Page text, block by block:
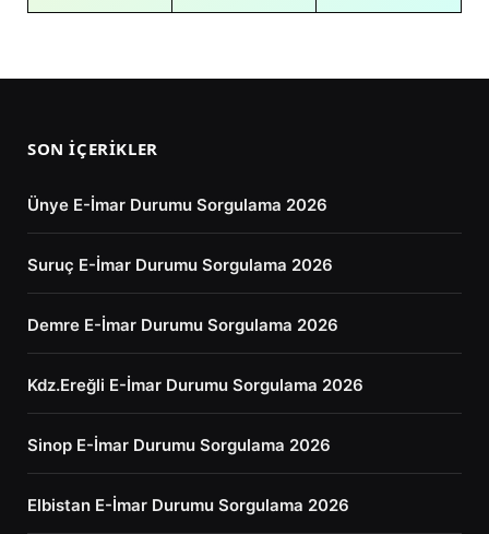
SON İÇERIKLER
Ünye E-İmar Durumu Sorgulama 2026
Suruç E-İmar Durumu Sorgulama 2026
Demre E-İmar Durumu Sorgulama 2026
Kdz.Ereğli E-İmar Durumu Sorgulama 2026
Sinop E-İmar Durumu Sorgulama 2026
Elbistan E-İmar Durumu Sorgulama 2026